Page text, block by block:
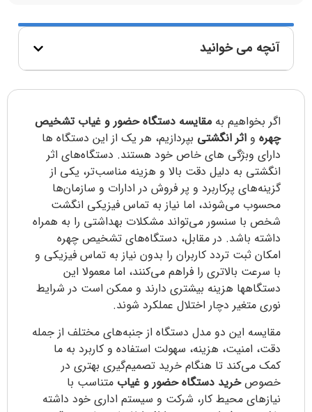
اگر بخواهیم به مقایسه دستگاه حضور و غیابتشخیص
چهره و اثر انگشتی بپردازیم، هر یک از این دستگاه ها
دارای وبژگی های خاص خود هستند. دستگاه‌های اثر
انگشتی به دلیل دقت بالا و هزینه مناسب‌تر، یکی از
گزینه‌های پرکاربرد و پر فروش در ادارات و سازمان‌ها
محسوب می‌شوند، اما نیاز به تماس فیزیکی انگشت
شخص با سنسور می‌تواند مشکلات بهداشتی را به همراه
داشته باشد. در مقابل، دستگاه‌های تشخیص چهره
امکان ثبت تردد کاربران را بدون نیاز به تماس فیزیکی و
با سرعت بالاتری را فراهم می‌کنند، اما معمولا این
دستگاهها هزینه بیشتری دارند و ممکن است در شرایط
نوری متغیر دچار اختلال عملکرد شوند.
مقایسه این دو مدل دستگاه از جنبه‌های مختلف از جمله
دقت، امنیت، هزینه، سهولت استفاده و کاربرد به ما
کمک می‌کند تا هنگام خرید تصمیم‌گیری بهتری در
خصوصخرید دستگاه حضور و غیاب متناسب با
نیازهای محیط کار، شرکت و سیستم اداری خود داشته
آنچه می خوانید